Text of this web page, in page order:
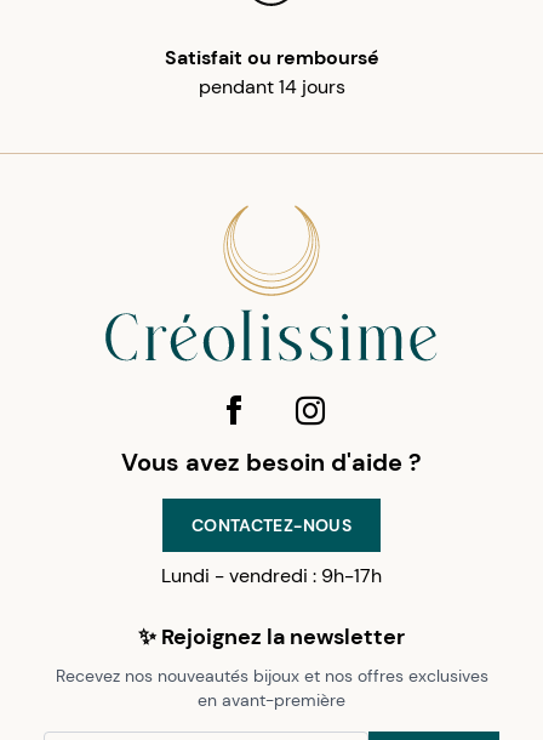
Satisfait ou remboursé
pendant 14 jours
Vous avez besoin d'aide ?
CONTACTEZ-NOUS
Lundi - vendredi : 9h-17h
✨ Rejoignez la newsletter
Recevez nos nouveautés bijoux et nos offres exclusives
en avant-première